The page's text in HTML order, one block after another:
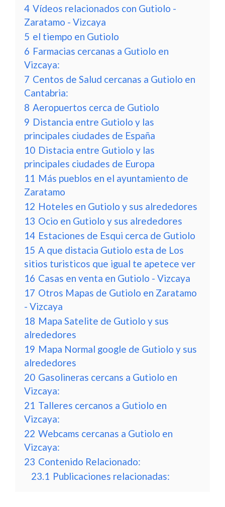
4 Vídeos relacionados con Gutiolo -
Zaratamo - Vizcaya
5 el tiempo en Gutiolo
6 Farmacias cercanas a Gutiolo en
Vizcaya:
7 Centos de Salud cercanas a Gutiolo en
Cantabria:
8 Aeropuertos cerca de Gutiolo
9 Distancia entre Gutiolo y las
principales ciudades de España
10 Distacia entre Gutiolo y las
principales ciudades de Europa
11 Más pueblos en el ayuntamiento de
Zaratamo
12 Hoteles en Gutiolo y sus alrededores
13 Ocio en Gutiolo y sus alrededores
14 Estaciones de Esqui cerca de Gutiolo
15 A que distacia Gutiolo esta de Los
sitios turisticos que igual te apetece ver
16 Casas en venta en Gutiolo - Vizcaya
17 Otros Mapas de Gutiolo en Zaratamo
- Vizcaya
18 Mapa Satelite de Gutiolo y sus
alrededores
19 Mapa Normal google de Gutiolo y sus
alrededores
20 Gasolineras cercans a Gutiolo en
Vizcaya:
21 Talleres cercanos a Gutiolo en
Vizcaya:
22 Webcams cercanas a Gutiolo en
Vizcaya:
23 Contenido Relacionado:
23.1 Publicaciones relacionadas: